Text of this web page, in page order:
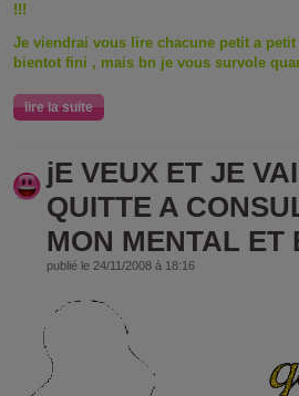
!!!
Je viendrai vous lire chacune petit a
bientot fini , mais bn je vous survole
lire la suite
jE VEUX ET JE
QUITTE A
MON MENTAL ET
publié le 24/11/2008 à 18:16